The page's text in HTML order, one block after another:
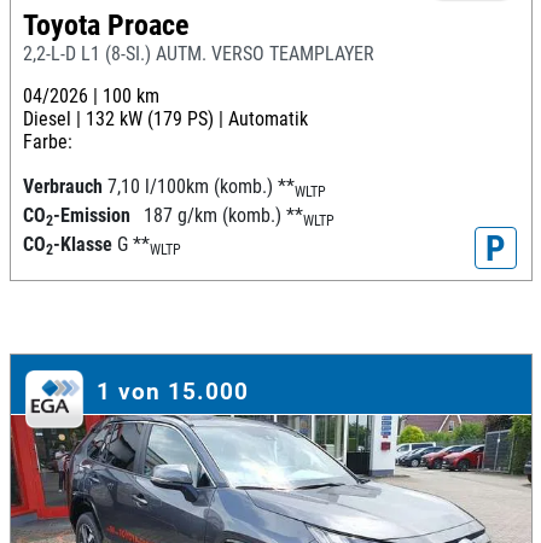
Toyota Proace
2,2-L-D L1 (8-SI.) AUTM. VERSO TEAMPLAYER
04/2026 | 100 km
Diesel | 132 kW (179 PS) | Automatik
Farbe:
Verbrauch 7,10 l/100km (komb.) **WLTP
CO2-Emission 187 g/km (komb.) **WLTP
CO2-Klasse G **WLTP P
1 von 15.000